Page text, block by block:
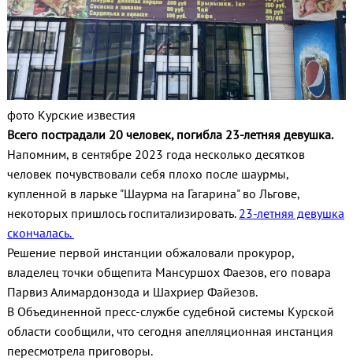
фото Курские известия
Всего пострадали 20 человек, погибла 23-летняя девушка.
Напомним, в сентябре 2023 года несколько десятков
человек почувствовали себя плохо после шаурмы,
купленной в ларьке "Шаурма на Гагарина" во Льгове,
некоторых пришлось госпитализировать. 23-летняя девушка
скончалась.
Решение первой инстанции обжаловали прокурор,
владелец точки общепита Мансуршох Фаезов, его повара
Парвиз Алимардонзода и Шахриер Файезов.
В Объединенной пресс-службе судебной системы Курской
области сообщили, что сегодня апелляционная инстанция
пересмотрела приговоры.